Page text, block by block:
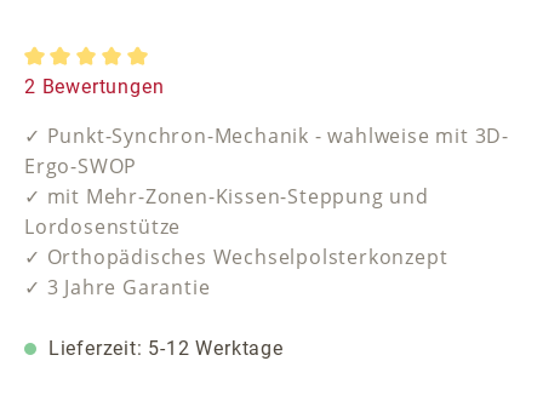
Durchschnittliche Bewertung von 5 von 5 Sternen
2 Bewertungen
✓ Punkt-Synchron-Mechanik - wahlweise mit 3D-
Ergo-SWOP
✓ mit Mehr-Zonen-Kissen-Steppung und
Lordosenstütze
✓ Orthopädisches Wechselpolsterkonzept
✓ 3 Jahre Garantie
Lieferzeit: 5-12 Werktage